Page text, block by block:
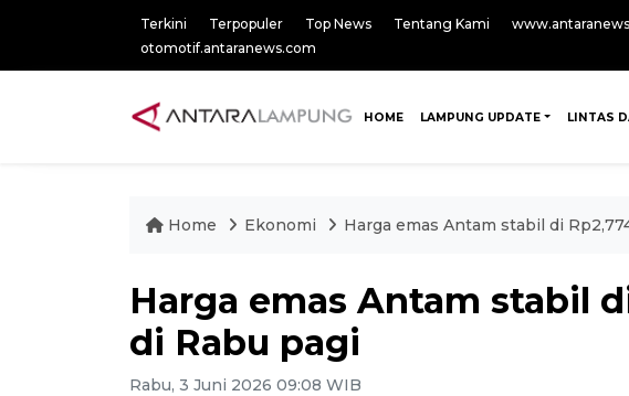
Terkini Terpopuler Top News Tentang Kami
otomotif.antaranews.com
HOME LAMPUNG UPDATE LINTAS
Home Ekonomi Harga emas Antam stabil di
Harga emas Antam stabil
di Rabu pagi
Rabu, 3 Juni 2026 09:08 WIB